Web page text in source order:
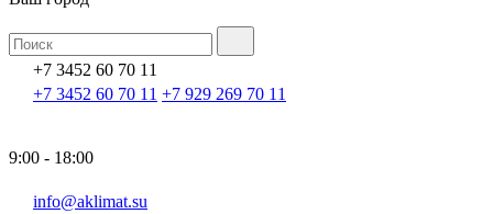
+7 3452 60 70 11
+7 3452 60 70 11 +7 929 269 70 11
9:00 - 18:00
info@aklimat.su